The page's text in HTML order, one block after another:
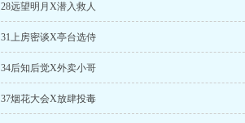
28远望明月X潜入救人
31上房密谈X亭台选侍
34后知后觉X外卖小哥
37烟花大会X放肆投毒